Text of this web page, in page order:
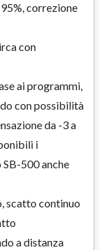
correzione
con
ai programmi,
con possibilità
da -3 a
i
500 anche
scatto continuo
a distanza